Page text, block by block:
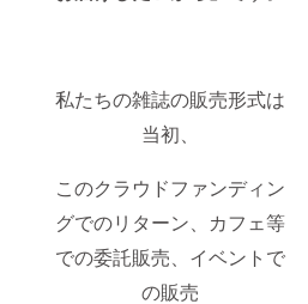
私たちの雑誌の販売形式は
当初、
このクラウドファンディン
グでのリターン、カフェ等
での委託販売、イベントで
の販売